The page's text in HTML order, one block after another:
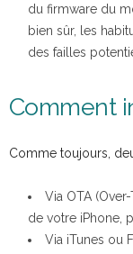
du firmware du
bien sûr, les
des failles
Comment
Comme toujours,
Via OTA
de votre iPhone,
Via iTunes ou